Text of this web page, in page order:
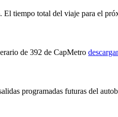
tiempo total del viaje para el
de 392 de CapMetro
programadas futuras del